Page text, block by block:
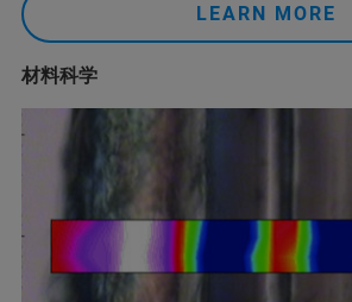
LEARN MORE
材料科学